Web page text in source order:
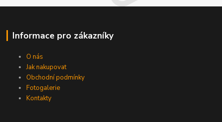
Informace pro zákazníky
O nás
Jak nakupovat
Obchodní podmínky
Fotogalerie
Kontakty